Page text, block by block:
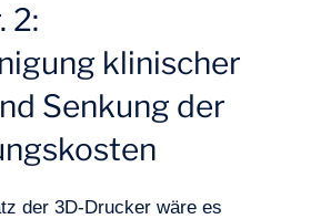
2:
klinischer
Senkung der
der 3D-Drucker wäre es